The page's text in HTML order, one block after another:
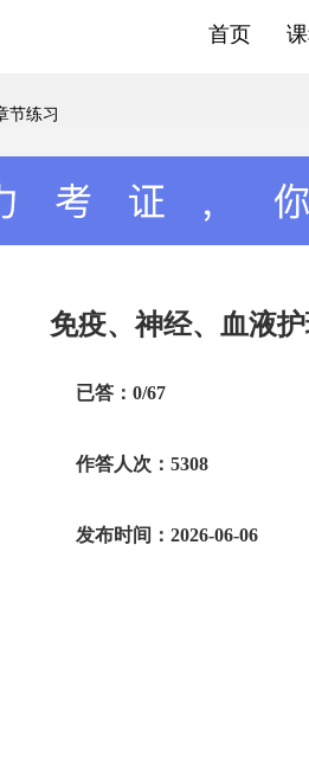
首页
节练习
免疫、神经、血液
已答：0/67
作答人次：5308
发布时间：2026-06-06